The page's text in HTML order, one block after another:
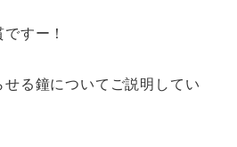
すー！
る鐘についてご説明してい